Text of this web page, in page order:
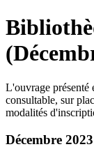
L'ouvrage présenté
consultable, sur
modalités
Décembre 2023